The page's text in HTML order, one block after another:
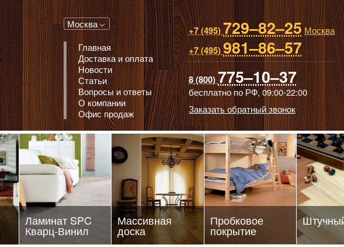
Паркет, Штучный паркет, Массивная доска, Ламинированный паркет
Москва
Главная
Доставка и оплата
Новости
Статьи
Вопросы и ответы
О компании
Офис продаж
+7 (495)729–82–25 Москва
+7 (495)981–86–57
8 (800)775–10–37
бесплатно по РФ,09:00-22:00
Заказать обратный звонок
Ламинат SPC
Кварц-Винил
Массивная
доска
Пробковое
покрытие